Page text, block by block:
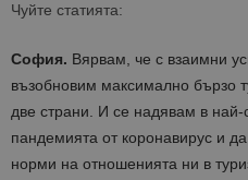
Чуйте статията:
София. Вярвам, че с взаимни
възобновим максимално бързо
две страни. И се надявам в
пандемията от коронавирус и
норми на отношенията ни в